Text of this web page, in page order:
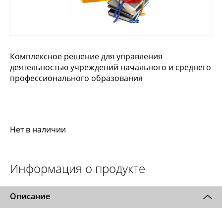
Комплексное решение для управления
деятельностью учреждений начального и среднего
профессионального образования
Нет в наличии
Информация о продукте
Описание